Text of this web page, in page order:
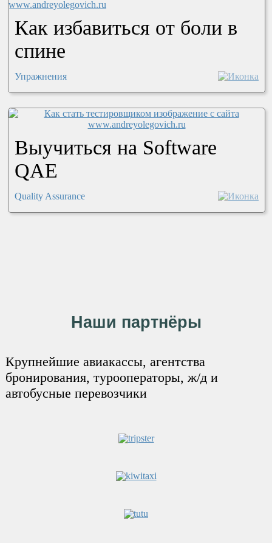
Как избавиться от боли в
спине
Упражнения
Выучиться на Software
QAE
Quality Assurance
Наши партнёры
Крупнейшие авиакассы, агентства
бронирования, турооператоры, ж/д и
автобусные перевозчики